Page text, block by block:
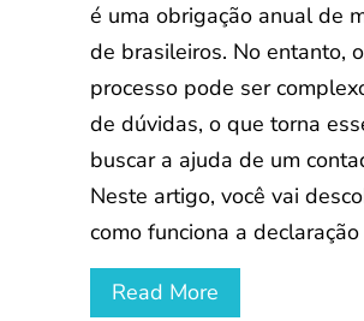
é uma obrigação anual de
de brasileiros. No entanto, o
processo pode ser
de dúvidas, o que torna
buscar a ajuda de um
Neste artigo, você vai
como funciona a declaração
Read More